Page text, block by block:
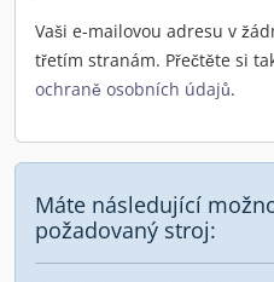
Vaši e-mailovou adresu v
třetím stranám. Přečtěte si
ochraně osobních údajů.
Máte následující
požadovaný stroj: